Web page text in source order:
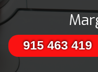
915 463 419